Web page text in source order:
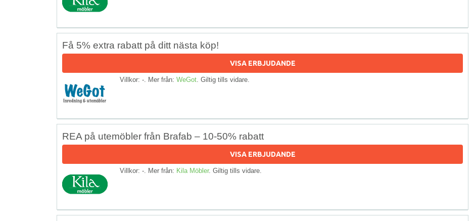
Få 5% extra rabatt på ditt nästa köp!
VISA ERBJUDANDE
Villkor: -. Mer från: WeGot . Giltig tills vidare.
REA på utemöbler från Brafab – 10-50% rabatt
VISA ERBJUDANDE
Villkor: -. Mer från: Kila Möbler. Giltig tills vidare.